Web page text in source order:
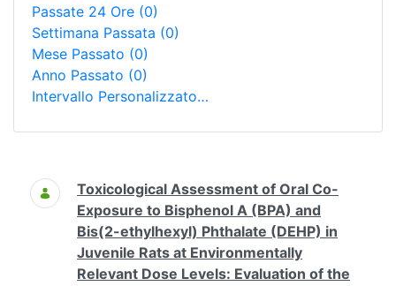
Passate 24 Ore (0)
Settimana Passata (0)
Mese Passato (0)
Anno Passato (0)
Intervallo Personalizzato…
Ricerca
Toxicological Assessment of Oral Co-
Exposure to Bisphenol A (BPA) and
Bis(2-ethylhexyl) Phthalate (DEHP) in
Juvenile Rats at Environmentally
Relevant Dose Levels: Evaluation of the